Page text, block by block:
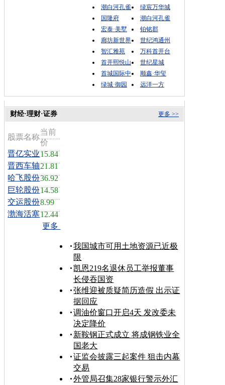
潮白河孔雀
绿宸万华城
国隆府
潮白河孔雀
宏泰·美墅
铂铭郡
廊坊新世界
世纪鸿通州
智汇雅苑
万科首开台
首开熙悦山
世纪星城
首城国际中
顺鑫·华玺
绿城·御园
远洋一方
更多 >>
财经·理财·证券
股票名称
当前
价
晋亿实业15.84
晋西车轴21.81
哈飞股份36.92
巨轮股份14.58
交运股份8.99
渤海活塞12.44
更多
我国城市可用土地资源已近极
限
凯恩219名退休员工举报董事
长侵吞国资
张维迎被质疑简历造假 出示证
据回应
调油价窗口开启4天 发改委未
决定降价
新鞍钢正式成立 将成钢铁业全
国老大
证监会披露三起案件 狙击内幕
交易
外管局召集28家银行警示外汇